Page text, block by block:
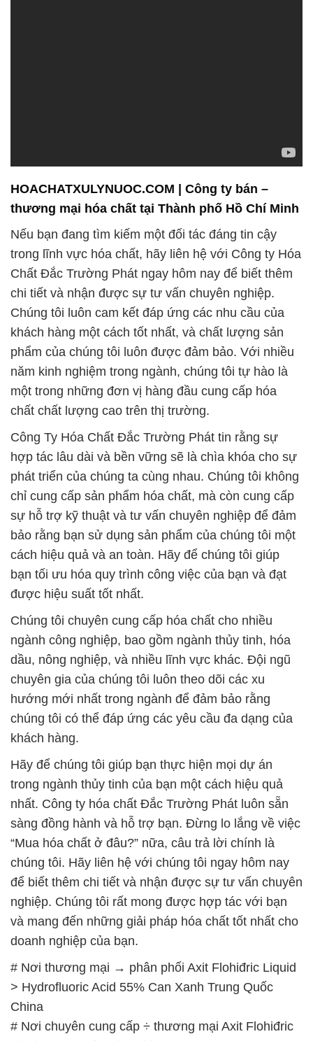
HOACHATXULYNUOC.COM | Công ty bán –
thương mại hóa chất tại Thành phố Hồ Chí Minh
Nếu bạn đang tìm kiếm một đối tác đáng tin cậy
trong lĩnh vực hóa chất, hãy liên hệ với Công ty Hóa
Chất Đắc Trường Phát ngay hôm nay để biết thêm
chi tiết và nhận được sự tư vấn chuyên nghiệp.
Chúng tôi luôn cam kết đáp ứng các nhu cầu của
khách hàng một cách tốt nhất, và chất lượng sản
phẩm của chúng tôi luôn được đảm bảo. Với nhiều
năm kinh nghiệm trong ngành, chúng tôi tự hào là
một trong những đơn vị hàng đầu cung cấp hóa
chất chất lượng cao trên thị trường.
Công Ty Hóa Chất Đắc Trường Phát tin rằng sự
hợp tác lâu dài và bền vững sẽ là chìa khóa cho sự
phát triển của chúng ta cùng nhau. Chúng tôi không
chỉ cung cấp sản phẩm hóa chất, mà còn cung cấp
sự hỗ trợ kỹ thuật và tư vấn chuyên nghiệp để đảm
bảo rằng bạn sử dụng sản phẩm của chúng tôi một
cách hiệu quả và an toàn. Hãy để chúng tôi giúp
bạn tối ưu hóa quy trình công việc của bạn và đạt
được hiệu suất tốt nhất.
Chúng tôi chuyên cung cấp hóa chất cho nhiều
ngành công nghiệp, bao gồm ngành thủy tinh, hóa
dầu, nông nghiệp, và nhiều lĩnh vực khác. Đội ngũ
chuyên gia của chúng tôi luôn theo dõi các xu
hướng mới nhất trong ngành để đảm bảo rằng
chúng tôi có thể đáp ứng các yêu cầu đa dạng của
khách hàng.
Hãy để chúng tôi giúp bạn thực hiện mọi dự án
trong ngành thủy tinh của bạn một cách hiệu quả
nhất. Công ty hóa chất Đắc Trường Phát luôn sẵn
sàng đồng hành và hỗ trợ bạn. Đừng lo lắng về việc
“Mua hóa chất ở đâu?” nữa, câu trả lời chính là
chúng tôi. Hãy liên hệ với chúng tôi ngay hôm nay
để biết thêm chi tiết và nhận được sự tư vấn chuyên
nghiệp. Chúng tôi rất mong được hợp tác với bạn
và mang đến những giải pháp hóa chất tốt nhất cho
doanh nghiệp của bạn.
# Nơi thương mại → phân phối Axit Flohiđric Liquid
> Hydrofluoric Acid 55% Can Xanh Trung Quốc
China
# Nơi chuyên cung cấp ÷ thương mại Axit Flohiđric